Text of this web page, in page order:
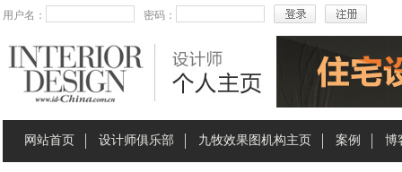
用户名： 密码：
网站首页 设计师俱乐部 九牧效果图机构主页 案例 博